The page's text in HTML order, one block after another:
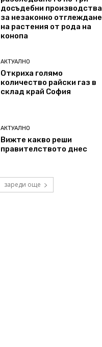
досъдебни производства
за незаконно отглеждане
на растения от рода на
конопа
АКТУАЛНО
Откриха голямо
количество райски газ в
склад край София
АКТУАЛНО
Вижте какво реши
правителството днес
зареди още